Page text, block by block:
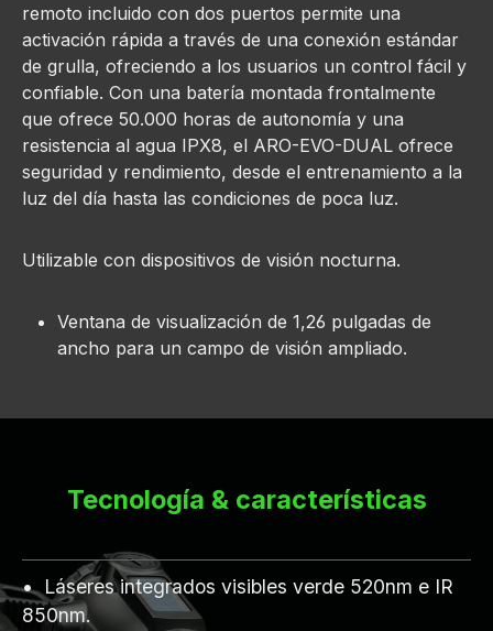
remoto incluido con dos puertos permite una
activación rápida a través de una conexión estándar
de grulla, ofreciendo a los usuarios un control fácil y
confiable. Con una batería montada frontalmente
que ofrece 50.000 horas de autonomía y una
resistencia al agua IPX8, el ARO-EVO-DUAL ofrece
seguridad y rendimiento, desde el entrenamiento a la
luz del día hasta las condiciones de poca luz.
Utilizable con dispositivos de visión nocturna.
Ventana de visualización de 1,26 pulgadas de
ancho para un campo de visión ampliado.
Tecnología & características
Láseres integrados visibles verde 520nm e IR
850nm.